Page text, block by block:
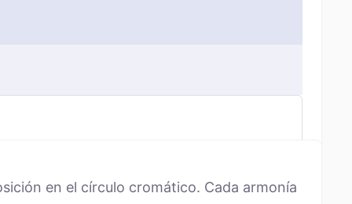
en el círculo cromático. Cada armonía